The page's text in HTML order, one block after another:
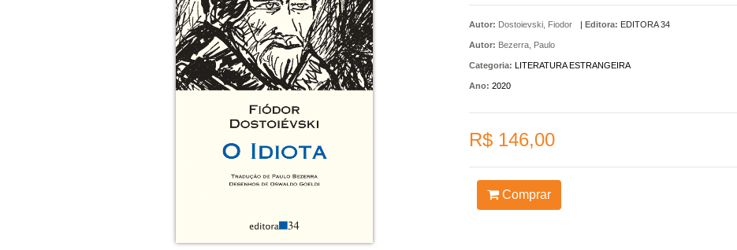
Autor: Dostoievski, Fiodor
Autor: Bezerra, Paulo
| Editora: EDITORA 34
Categoria: LITERATURA ESTRANGEIRA
Ano: 2020
R$ 146,00
Comprar